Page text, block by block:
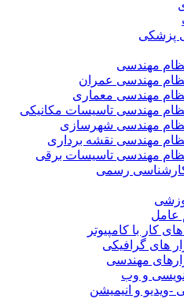
پزشکی
مهندسی
مهندسی عمران
مهندسی معماری
مهندسی تاسیسات مکانیکی
نظام مهندسی شهرسازی
مهندسی نقشه برداری
نظام مهندسی تاسیسات برقی
کارشناسی رسمی
عامل
کار با کامپیوتر
های گرافیکی
مهندسی
نویسی و وب
-ویدیو و انیمیشن